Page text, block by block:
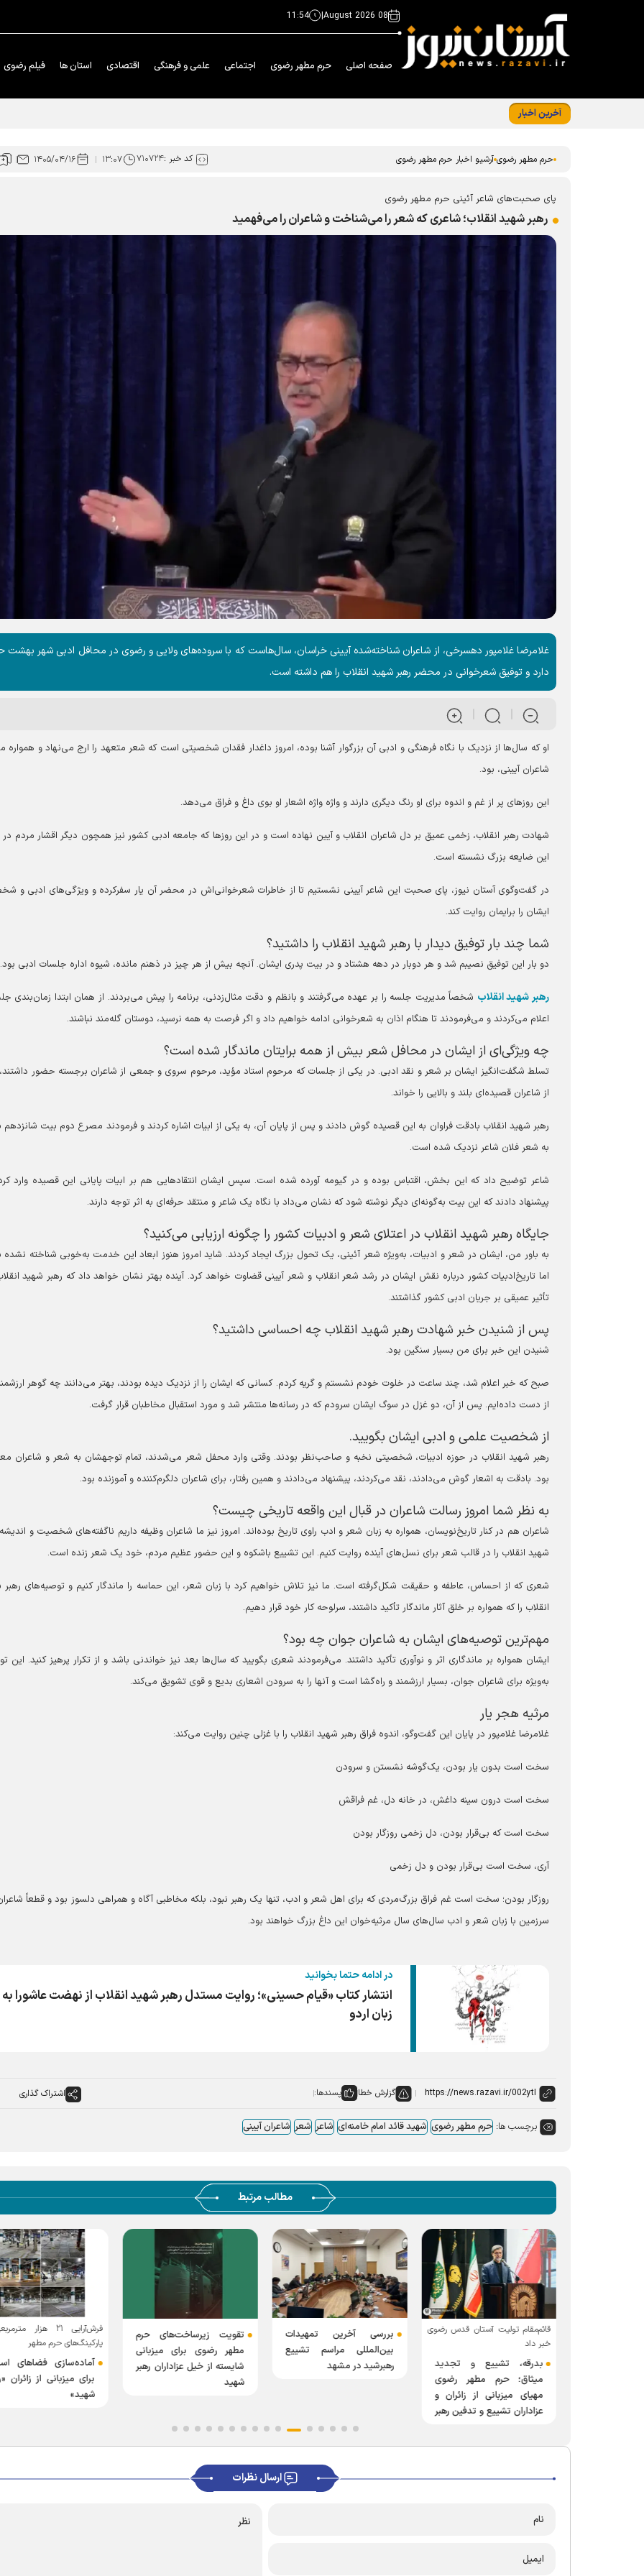
08 August 2026
|
11:54
صفحه اصلی حرم مطهر رضوی اجتماعی علمی و فرهنگی اقتصادی استان ها فیلم رضوی
آخرین اخبار
حرم مطهر رضوی آرشیو اخبار حرم مطهر رضوی کد خبر :۷۱۰۷۲۴ ۱۳:۰۷ ۱۴۰۵/۰۴/۱۶
پای صحبت‌های شاعر آئینی حرم مطهر رضوی
رهبر شهید انقلاب؛ شاعری که شعر را می‌شناخت و شاعران را می‌فهمید
غلامرضا غلامپور دهسرخی، از شاعران شناخته‌شده آیینی خراسان، سال‌هاست که با سروده‌های ولایی و رضوی در محافل ادبی شهر بهشت
دارد و توفیق شعرخوانی در محضر رهبر شهید انقلاب را هم داشته است.
او که سال‌ها از نزدیک با نگاه فرهنگی و ادبی آن بزرگوار آشنا بوده، امروز داغدار فقدان شخصیتی است که شعر متعهد را ارج می‌نهاد و
شاعران آیینی، بود.
این روز‌های پر از غم و اندوه برای او رنگ دیگری دارند و واژه واژه اشعار او بوی داغ و فراق می‌دهد.
شهادت رهبر انقلاب، زخمی عمیق بر دل شاعران انقلاب و آیین نهاده است و در این روز‌ها که جامعه ادبی کشور نیز همچون دیگر اقشار مردم
این ضایعه بزرگ نشسته است.
در گفت‌وگوی آستان نیوز، پای صحبت این شاعر آیینی نشستیم تا از خاطرات شعرخوانی‌اش در محضر آن یار سفرکرده و ویژگی‌های ادبی و
ایشان را برایمان روایت کند.
شما چند بار توفیق دیدار با رهبر شهید انقلاب را داشتید؟
دو بار این توفیق نصیبم شد و هر دوبار در دهه هشتاد و در بیت پدری ایشان. آنچه بیش از هر چیز در ذهنم مانده، شیوه اداره جلسات ادبی بود.
رهبر شهید انقلاب شخصاً مدیریت جلسه را بر عهده می‌گرفتند و بانظم و دقت مثال‌زدنی، برنامه را پیش می‌بردند. از همان ابتدا زمان‌بندی
اعلام می‌کردند و می‌فرمودند تا هنگام اذان به شعرخوانی ادامه خواهیم داد و اگر فرصت به همه نرسید، دوستان گله‌مند نباشند.
چه ویژگی‌ای از ایشان در محافل شعر بیش از همه برایتان ماندگار شده است؟
تسلط شگفت‌انگیز ایشان بر شعر و نقد ادبی. در یکی از جلسات که مرحوم استاد مؤید، مرحوم سروی و جمعی از شاعران برجسته حضور
از شاعران قصیده‌ای بلند و بالایی را خواند.
رهبر شهید انقلاب بادقت فراوان به این قصیده گوش دادند و پس از پایان آن، به یکی از ابیات اشاره کردند و فرمودند مصرع دوم بیت شانزدهم
به شعر فلان شاعر نزدیک شده است.
شاعر توضیح داد که این بخش، اقتباس بوده و در گیومه آورده شده است. سپس ایشان انتقاد‌هایی هم بر ابیات پایانی این قصیده وارد
پیشنهاد دادند که این بیت به‌گونه‌ای دیگر نوشته شود که نشان می‌داد با نگاه یک شاعر و منتقد حرفه‌ای به اثر توجه دارند.
جایگاه رهبر شهید انقلاب در اعتلای شعر و ادبیات کشور را چگونه ارزیابی می‌کنید؟
به باور من، ایشان در شعر و ادبیات، به‌ویژه شعر آئینی، یک تحول بزرگ ایجاد کردند. شاید امروز هنوز ابعاد این خدمت به‌خوبی شناخته نشده
اما تاریخ‌ادبیات کشور درباره نقش ایشان در رشد شعر انقلاب و شعر آیینی قضاوت خواهد کرد. آینده بهتر نشان خواهد داد که رهبر شهید
تأثیر عمیقی بر جریان ادبی کشور گذاشتند.
پس از شنیدن خبر شهادت رهبر شهید انقلاب چه احساسی داشتید؟
شنیدن این خبر برای من بسیار سنگین بود.
صبح که خبر اعلام شد، چند ساعت در خلوت خودم نشستم و گریه کردم. کسانی که ایشان را از نزدیک دیده بودند، بهتر می‌دانند چه گوهر
از دست داده‌ایم. پس از آن، دو غزل در سوگ ایشان سرودم که در رسانه‌ها منتشر شد و مورد استقبال مخاطبان قرار گرفت.
از شخصیت علمی و ادبی ایشان بگویید.
رهبر شهید انقلاب در حوزه ادبیات، شخصیتی نخبه و صاحب‌نظر بودند. وقتی وارد محفل شعر می‌شدند، تمام توجهشان به شعر و شاعران
بود. بادقت به اشعار گوش می‌دادند، نقد می‌کردند، پیشنهاد می‌دادند و همین رفتار، برای شاعران دلگرم‌کننده و آموزنده بود.
به نظر شما امروز رسالت شاعران در قبال این واقعه تاریخی چیست؟
شاعران هم در کنار تاریخ‌نویسان، همواره به زبان شعر و ادب راوی تاریخ بوده‌اند. امروز نیز ما شاعران وظیفه داریم ناگفته‌های شخصیت و
شهید انقلاب را در قالب شعر برای نسل‌های آینده روایت کنیم. این تشییع باشکوه و این حضور عظیم مردم، خود یک شعر زنده است.
شعری که از احساس، عاطفه و حقیقت شکل‌گرفته است. ما نیز تلاش خواهیم کرد با زبان شعر، این حماسه را ماندگار کنیم و توصیه‌های رهبر
انقلاب را که همواره بر خلق آثار ماندگار تأکید داشتند، سرلوحه کار خود قرار دهیم.
مهم‌ترین توصیه‌های ایشان به شاعران جوان چه بود؟
ایشان همواره بر ماندگاری اثر و نوآوری تأکید داشتند. می‌فرمودند شعری بگویید که سال‌ها بعد نیز خواندنی باشد و از تکرار پرهیز کنید. این
به‌ویژه برای شاعران جوان، بسیار ارزشمند و راه‌گشا است و آنها را به سرودن اشعاری بدیع و قوی تشویق می‌کند.
مرثیه هجر یار
غلامرضا غلامپور در پایان این گفت‌و‌گو، اندوه فراق رهبر شهید انقلاب را با غزلی چنین روایت می‌کند:
سخت است بدون یار بودن، یک‌گوشه نشستن و سرودن
سخت است درون سینه داغش، در خانه دل، غم فراقش
سخت است که بی‌قرار بودن، دل زخمی روزگار بودن
آری، سخت است بی‌قرار بودن و دل زخمی
روزگار بودن؛ سخت است غم فراق بزرگ‌مردی که برای اهل شعر و ادب، تنها یک رهبر نبود، بلکه مخاطبی آگاه و همراهی دلسوز بود و قطعاً
سرزمین با زبان شعر و ادب سال‌های سال مرثیه‌خوان این داغ بزرگ خواهند بود.
در ادامه حتما بخوانید
انتشار کتاب «قیام حسینی»؛ روایت مستدل رهبر شهید انقلاب از نهضت عاشورا به
زبان اردو
گزارش خطا پسندها: اشتراک گذاری
برچسب ها: حرم مطهر رضوی شهید قائد امام خامنه‌ای شاعر شعر شاعران آیینی
مطالب مرتبط
قائم‌مقام تولیت آستان قدس رضوی
خبر داد
بدرقه، تشییع و تجدید
میثاق؛ حرم مطهر رضوی
مهیای میزبانی از زائران و
عزاداران تشییع و تدفین رهبر
بررسی آخرین تمهیدات
بین‌المللی مراسم تشییع
رهبرشید در مشهد
تقویت زیرساخت‌های حرم
مطهر رضوی برای میزبانی
شایسته از خیل عزاداران رهبر
شهید
فرش‌آرایی ۲۱ هزار
پارکینگ‌های حرم مطهر
آماده‌سازی فضا‌های
برای میزبانی از زائران
شهید»
ارسال نظرات